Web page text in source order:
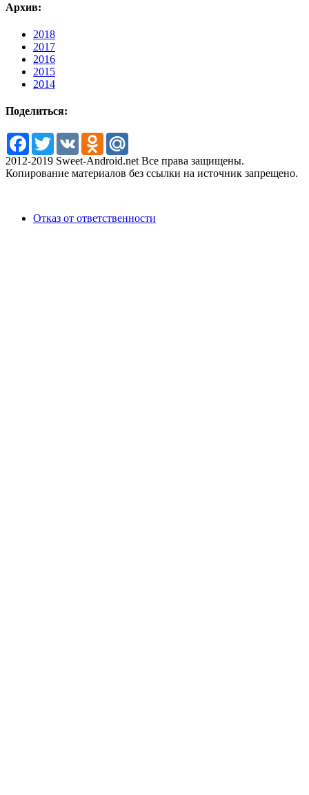
Архив:
2018
2017
2016
2015
2014
Поделиться:
Facebook
TwitterVK Odnoklassniki
2012-2019 Sweet-Android.net Все права защищены.
Копирование материалов без ссылки на источник запрещено.
Отказ от ответственности